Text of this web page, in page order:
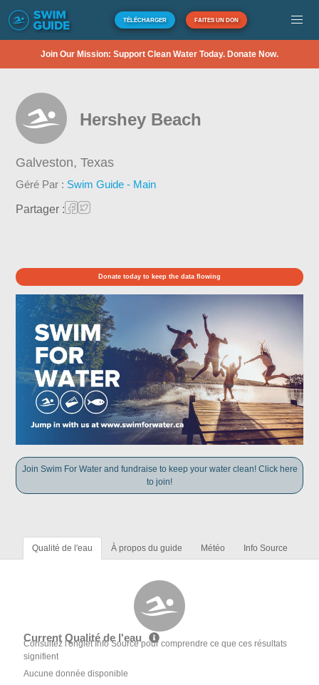
TÉLÉCHARGER FAITES UN DON
Join Our Mission: Support Clean Water Today. Donate Now.
Hershey Beach
Galveston,Texas
Géré Par : Swim Guide - Main
Partager :
Donate today to keep the data flowing
Join Swim For Water and fundraise to keep your water clean! Click here
to join!
Qualité de l'eau À propos du guide Météo Info Source
Current Qualité de l'eau
Consultez l'onglet Info Source pour comprendre ce que ces résultats
signifient
Aucune donnée disponible